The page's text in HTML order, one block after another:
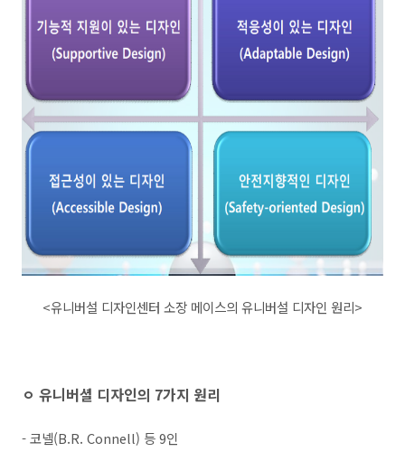
<유니버설 디자인센터 소장 메이스의 유니버설 디자인 원리>
ㅇ 유니버셜 디자인의 7가지 원리
- 코넬(B.R. Connell) 등 9인